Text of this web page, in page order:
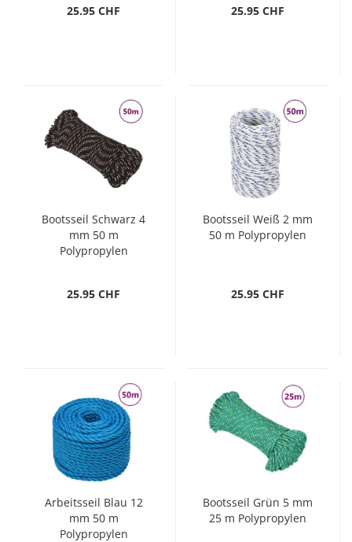
25.95 CHF 25.95 CHF
Bootsseil Schwarz 4
mm 50 m
Polypropylen
25.95 CHF
Bootsseil Weiß 2 mm
50 m Polypropylen
25.95 CHF
Arbeitsseil Blau 12
mm 50 m
Polypropylen
Bootsseil Grün 5 mm
25 m Polypropylen